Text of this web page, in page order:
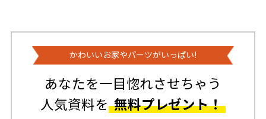
かわいいお家やパーツがいっぱい!
あなたを一目惚れさせちゃう
人気資料を 無料プレゼント！